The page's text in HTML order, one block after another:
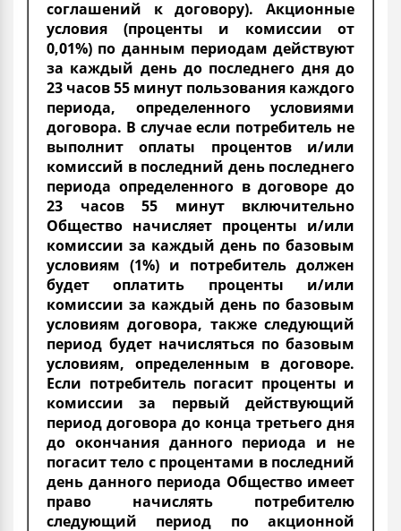
соглашений к договору). Акционные
условия (проценты и комиссии от
0,01%) по данным периодам действуют
за каждый день до последнего дня до
23 часов 55 минут пользования каждого
периода, определенного условиями
договора. В случае если потребитель не
выполнит оплаты процентов и/или
комиссий в последний день последнего
периода определенного в договоре до
23 часов 55 минут включительно
Общество начисляет проценты и/или
комиссии за каждый день по базовым
условиям (1%) и потребитель должен
будет оплатить проценты и/или
комиссии за каждый день по базовым
условиям договора, также следующий
период будет начисляться по базовым
условиям, определенным в договоре.
Если потребитель погасит проценты и
комиссии за первый действующий
период договора до конца третьего дня
до окончания данного периода и не
погасит тело с процентами в последний
день данного периода Общество имеет
право начислять потребителю
следующий период по акционной